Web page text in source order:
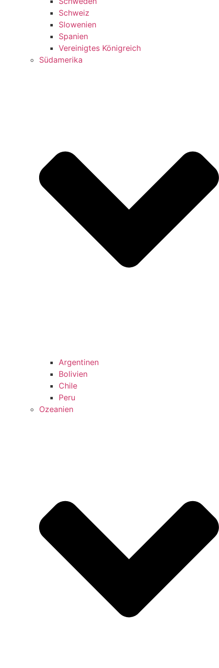
Schweiz
Slowenien
Spanien
Vereinigtes Königreich
Südamerika
Argentinen
Bolivien
Chile
Peru
Ozeanien